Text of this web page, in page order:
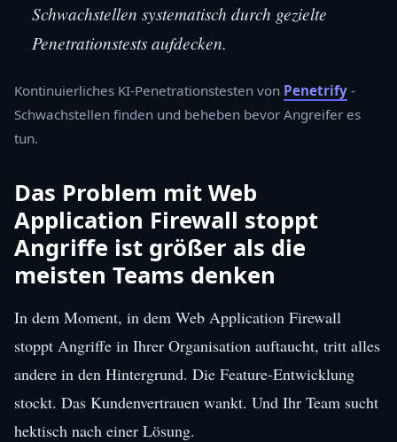
Schwachstellen systematisch durch gezielte
Penetrationstests aufdecken.
Kontinuierliches KI-Penetrationstesten von Penetrify -
Schwachstellen finden und beheben bevor Angreifer es
tun.
Das Problem mit Web
Application Firewall stoppt
Angriffe ist größer als die
meisten Teams denken
In dem Moment, in dem Web Application Firewall
stoppt Angriffe in Ihrer Organisation auftaucht, tritt alles
andere in den Hintergrund. Die Feature-Entwicklung
stockt. Das Kundenvertrauen wankt. Und Ihr Team sucht
hektisch nach einer Lösung.